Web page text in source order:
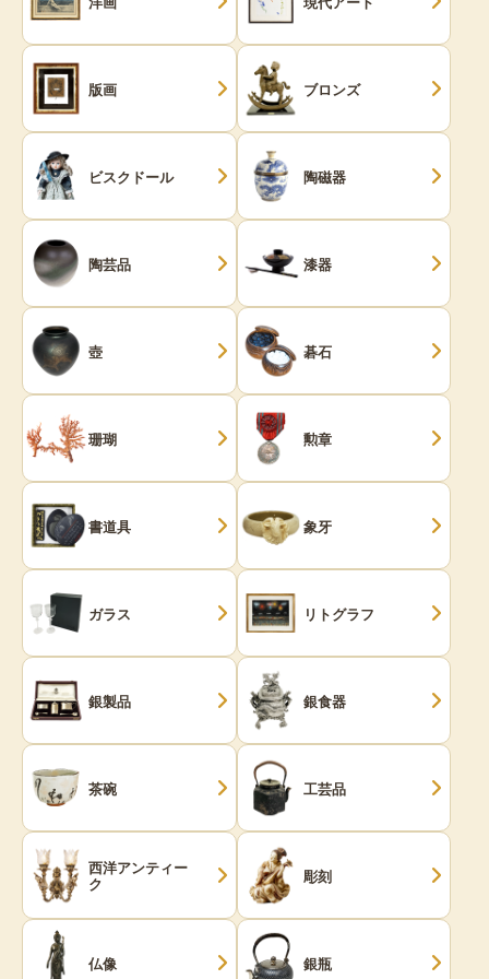
版画 ブロンズ
ビスクドール 陶磁器
陶芸品 漆器
壺 碁石
珊瑚 勲章
書道具 象牙
ガラス リトグラフ
銀製品 銀食器
茶碗 工芸品
西洋アンティー
ク 彫刻
仏像 銀瓶